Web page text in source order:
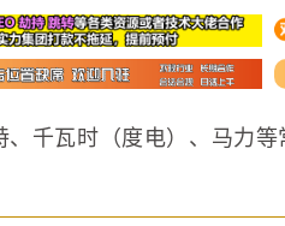
千瓦时（度电）、马力